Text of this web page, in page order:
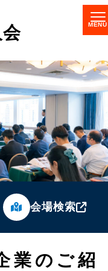
会場検索
業のご紹